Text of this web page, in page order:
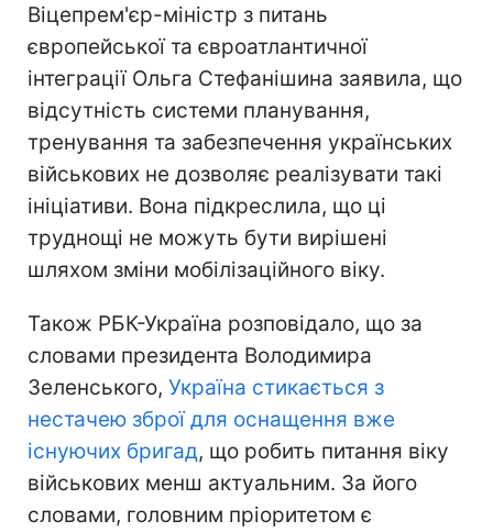
Віцепрем'єр-міністр з питань
європейської та євроатлантичної
інтеграції Ольга Стефанішина заявила, що
відсутність системи планування,
тренування та забезпечення українських
військових не дозволяє реалізувати такі
ініціативи. Вона підкреслила, що ці
труднощі не можуть бути вирішені
шляхом зміни мобілізаційного віку.
Також РБК-Україна розповідало, що за
словами президента Володимира
Зеленського, Україна стикається з
нестачею зброї для оснащення вже
існуючих бригад, що робить питання віку
військових менш актуальним. За його
словами, головним пріоритетом є